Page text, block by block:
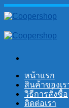
Skip
to
หน้าแรก
สินค้าของเร
วิธีการสั่งซื้อ
ติดต่อเรา